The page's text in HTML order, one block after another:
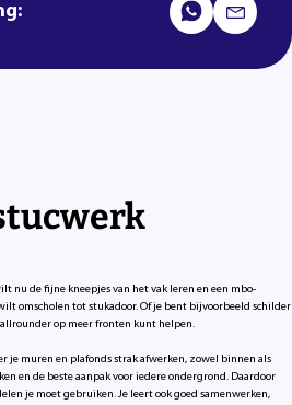
nu de fijne kneepjes van het vak leren en een mbo-
omscholen tot stukadoor. Of je bent bijvoorbeeld schilder
op meer fronten kunt helpen.
je muren en plafonds strak afwerken, zowel binnen als
en de beste aanpak voor iedere ondergrond. Daardoor
je moet gebruiken. Je leert ook goed samenwerken,